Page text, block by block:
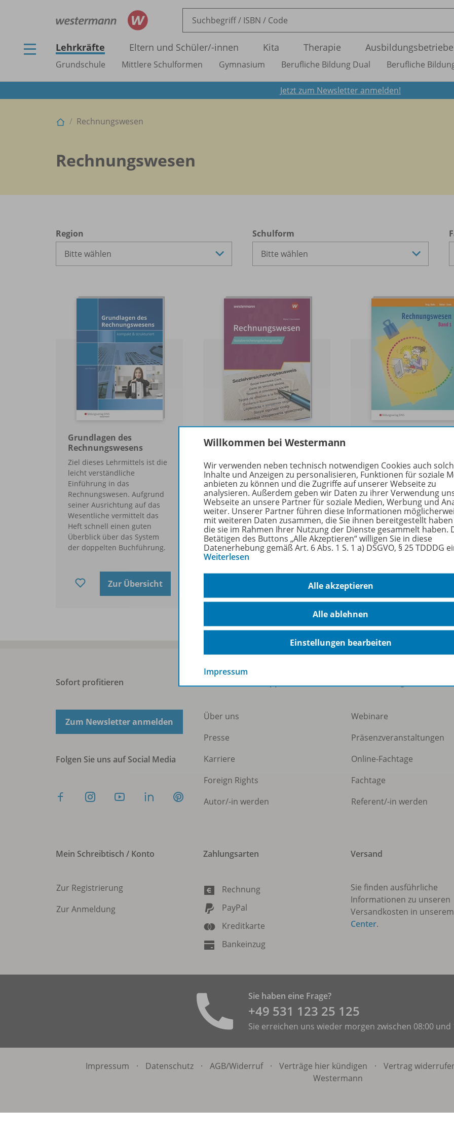
Lehrkräfte Eltern und Schüler/-innen Kita Therapie Ausbildungsbetriebe
Grundschule Mittlere Schulformen Gymnasium Berufliche Bildung Dual Berufliche
Jetzt zum Newsletter anmelden!
Rechnungswesen
Rechnungswesen
Region Schulform
Grundlagen des
Rechnungswesens
Ziel dieses Lehrmittels ist die
leicht verständliche
Einführung in das
Rechnungswesen. Aufgrund
seiner Ausrichtung auf das
Wesentliche vermittelt das
Heft schnell einen guten
Überblick über das System
der doppelten Buchführung.
Zur Übersicht
Rechnungswesen
klassisches Rechnungswesen
sowie Statistik,
Haushaltsrecht und Kosten-
und Leistungsrechnung. Er
fördert eigenständiges
Arbeiten durch
Arbeitsaufträge und -abläufe.
Zur Übersicht
Die Arbeitsbuch-Reihe und
Materialien können
lehrbuchunabhängig in
Schulformen eingesetzt
werden. Sie vermitteln
Methodenkompetenz,
selbstständiges Lernen,
Strukturierung sowie
Teamarbeit und fördern
Sofort profitieren
Zum Newsletter anmelden
Folgen Sie uns auf Social Media
Über uns
Presse
Karriere
Foreign Rights
Autor/-in werden
Webinare
Präsenzveranstaltungen
Online-Fachtage
Fachtage
Referent/-in werden
Mein Schreibtisch / Konto
Zur Registrierung
Zur Anmeldung
Zahlungsarten
Rechnung
PayPal
Kreditkarte
Bankeinzug
Versand
Sie finden ausführliche
Informationen zu unseren
Versandkosten in unserem
Center.
Sie haben eine Frage?
+49 531 ­123 25 125
Sie erreichen uns wieder morgen zwischen 08:00 und
Impressum · Datenschutz · AGB/Widerruf · Verträge hier kündigen · Vertrag
Westermann
Willkommen bei Westermann
Wir verwenden neben technisch notwendigen Cookies auch
Inhalte und Anzeigen zu personalisieren, Funktionen für soziale
anbieten zu können und die Zugriffe auf unserer Webseite zu
analysieren. Außerdem geben wir Daten zu ihrer Verwendung
Webseite an unsere Partner für soziale Medien, Werbung und
weiter. Unserer Partner führen diese Informationen
mit weiteren Daten zusammen, die Sie ihnen bereitgestellt
die sie im Rahmen Ihrer Nutzung der Dienste gesammelt haben.
Betätigen des Buttons „Alle Akzeptieren“ willigen Sie in diese
Datenerhebung gemäß Art. 6 Abs. 1 S. 1 a) DSGVO, § 25 TDDDG
Weiterlesen
Alle akzeptieren
Alle ablehnen
Einstellungen bearbeiten
Impressum